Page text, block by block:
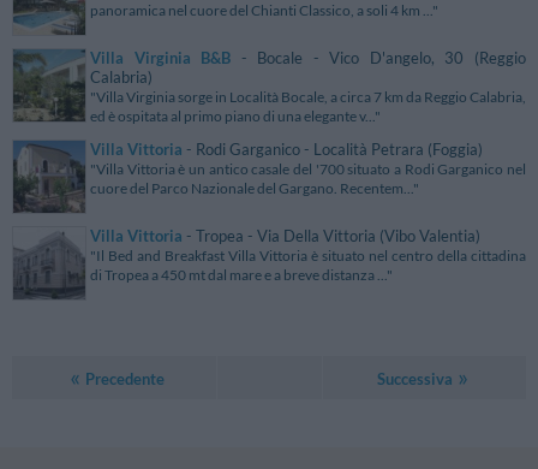
panoramica nel cuore del Chianti Classico, a soli 4 km ..."
Villa Virginia B&B - Bocale - Vico D'angelo, 30 (Reggio
Calabria)
"Villa Virginia sorge in Località Bocale, a circa 7 km da Reggio Calabria,
ed è ospitata al primo piano di una elegante v..."
Villa Vittoria - Rodi Garganico - Località Petrara (Foggia)
"Villa Vittoria è un antico casale del '700 situato a Rodi Garganico nel
cuore del Parco Nazionale del Gargano. Recentem..."
Villa Vittoria - Tropea - Via Della Vittoria (Vibo Valentia)
"Il Bed and Breakfast Villa Vittoria è situato nel centro della cittadina
di Tropea a 450 mt dal mare e a breve distanza ..."
Precedente Successiva